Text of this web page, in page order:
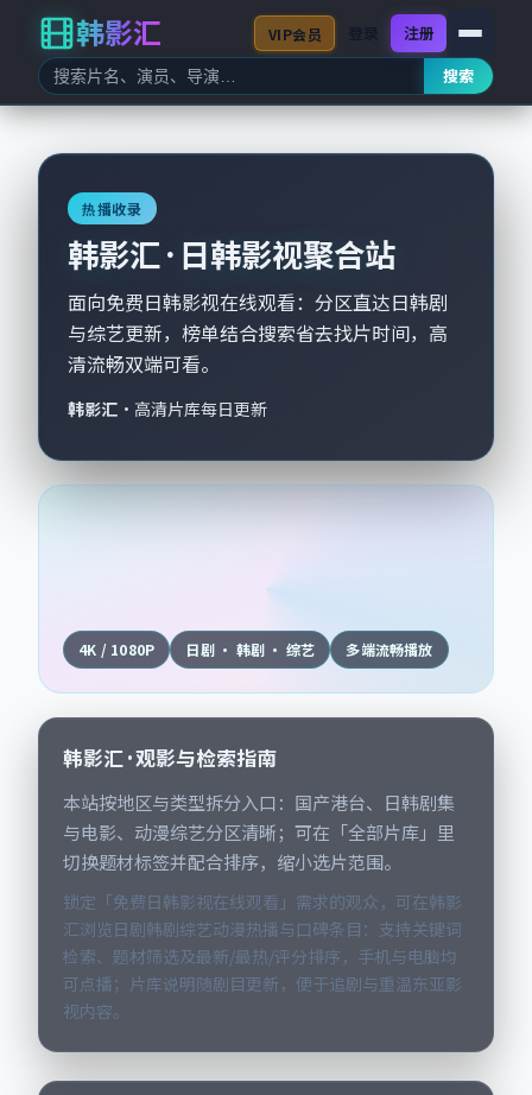
韩影汇
搜索
VIP会员 注册
热播收录
韩影汇 · 日韩影视聚合站
面向免费日韩影视在线观看：分区直达日韩剧
与综艺更新，榜单结合搜索省去找片时间，高
清流畅双端可看。
韩影汇 · 高清片库每日更新
4K / 1080P 日剧 · 韩剧 · 综艺 多端流畅播放
韩影汇 · 观影与检索指南
本站按地区与类型拆分入口：国产港台、日韩剧集
与电影、动漫综艺分区清晰；可在「全部片库」里
切换题材标签并配合排序，缩小选片范围。
锁定「免费日韩影视在线观看」需求的观众，可在韩影
汇浏览日剧韩剧综艺动漫热播与口碑条目：支持关键词
检索、题材筛选及最新/最热/评分排序，手机与电脑均
可点播；片库说明随剧目更新，便于追剧与重温东亚影
视内容。